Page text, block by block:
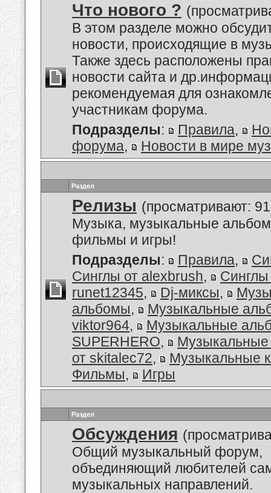
Что нового ?
В этом разделе можно
новости, происходящие в
Также здесь расположены
новости сайта и
рекомендуемая для
участникам форума.
Подразделы: Правила,
форума, Новости в мире
Раздел
Релизы (просматривают:
Музыка, музыкальные
фильмы и игры!
Подразделы: Правила,
Синглы от alexbrush,
Синглы
runet12345, Dj-миксы,
альбомы,
Музыкальные
viktor964,
Музыкальные
SUPERHERO,
от skitalec72,
Музыкальные
Фильмы, Игры
Раздел
Обсуждения
Общий музыкальный форум,
объединяющий любителей
музыкальных направлений.